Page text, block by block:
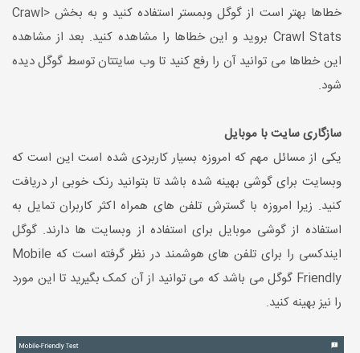
خطاها بهتر است از گوگل وبمستر استفاده کنید و به بخش Crawl>
Crawl Stats بروید و این خطاها را مشاهده کنید. بعد از مشاهده
این خطاها می توانید آن را رفع کنید تا وب سایتتان توسط گوگل دیده
شود.
سازگاری سایت با موبایل
یکی از مسائل مهم که امروزه بسیار کاربردی شده است این است که
وبسایت برای گوشی بهینه شده باشد تا بتوانید رنک خوبی ار دریافت
کنید. زیرا امروزه با گسترش تلفن های همراه اکثر کاربران تمایل به
استفاده از گوشی موبایل برای استفاده از وبسایت ها دارند. گوگل
ایندکسی را برای تلفن های هوشمند در نظر گرفته است که Mobile
Friendly گوگل می باشد که می توانید از آن کمک بگیرید تا این مورد
را نیز بهینه کنید.